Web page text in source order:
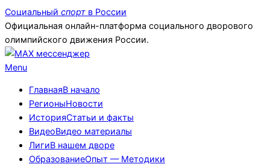
Skip
to
content
Социальный спорт в России
Официальная онлайн-платформа социального дворового
олимпийского движения России.
Primary
Menu
Menu
ГлавнаяВ начало
РегионыНовости
ИсторияСтатьи и факты
ВидеоВидео материалы
ЛигиВ нашем дворе
ОбразованиеОпыт — Методики